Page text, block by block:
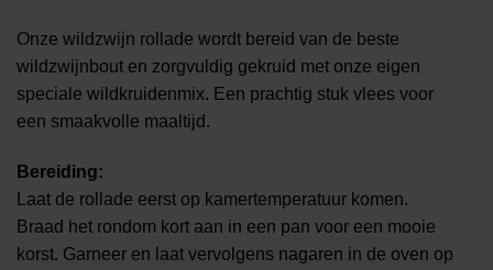
Onze wildzwijn rollade wordt bereid van de beste
wildzwijnbout en zorgvuldig gekruid met onze eigen
speciale wildkruidenmix. Een prachtig stuk vlees voor
een smaakvolle maaltijd.
Bereiding:
Laat de rollade eerst op kamertemperatuur komen.
Braad het rondom kort aan in een pan voor een mooie
korst. Garneer en laat vervolgens nagaren in de oven op